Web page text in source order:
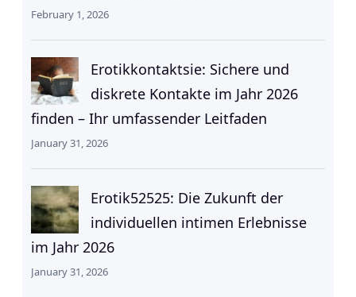
February 1, 2026
Erotikkontaktsie: Sichere und
diskrete Kontakte im Jahr 2026
finden – Ihr umfassender Leitfaden
January 31, 2026
Erotik52525: Die Zukunft der
individuellen intimen Erlebnisse
im Jahr 2026
January 31, 2026